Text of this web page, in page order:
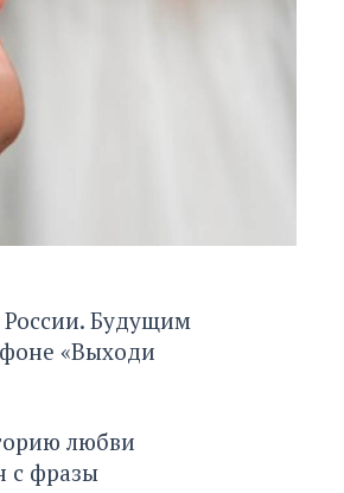
Будущим
«Выходи
любви
с фразы